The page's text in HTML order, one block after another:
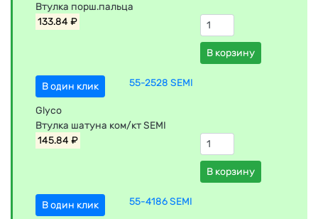
Втулка порш.пальца
133.84 ₽
В корзину
В один клик 55-2528 SEMI
Glyco
Втулка шатуна ком/кт SEMI
145.84 ₽
В корзину
В один клик 55-4186 SEMI